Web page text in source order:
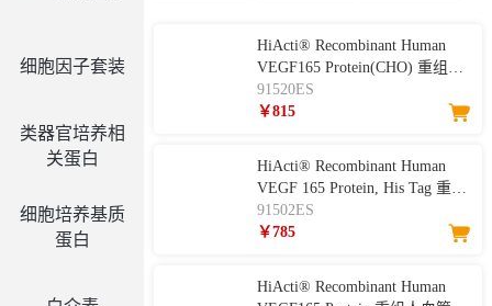
细胞因子套装
类器官培养相
关蛋白
细胞培养基质
蛋白
HiActi® Recombinant Human
VEGF165 Protein(CHO) 重组人
血管内皮生长因子165
91520ES
￥815
HiActi® Recombinant Human
VEGF 165 Protein, His Tag 重组
人血管内皮生长因子-165
91502ES
￥785
HiActi® Recombinant Human